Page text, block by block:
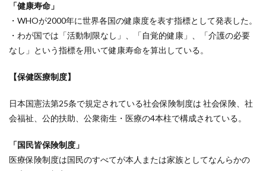
「健康寿命」
・WHOが2000年に世界各国の健康度を表す指標として発表した。
・わが国では「活動制限なし」、「自覚的健康」、「介護の必要
なし」という指標を用いて健康寿命を算出している。
【保健医療制度】
日本国憲法第25条で規定されている社会保険制度は 社会保険、社
会福祉、公的扶助、公衆衛生・医療の4本柱で構成されている。
「国民皆保険制度」
医療保険制度は国民のすべてが本人または家族としてなんらかの